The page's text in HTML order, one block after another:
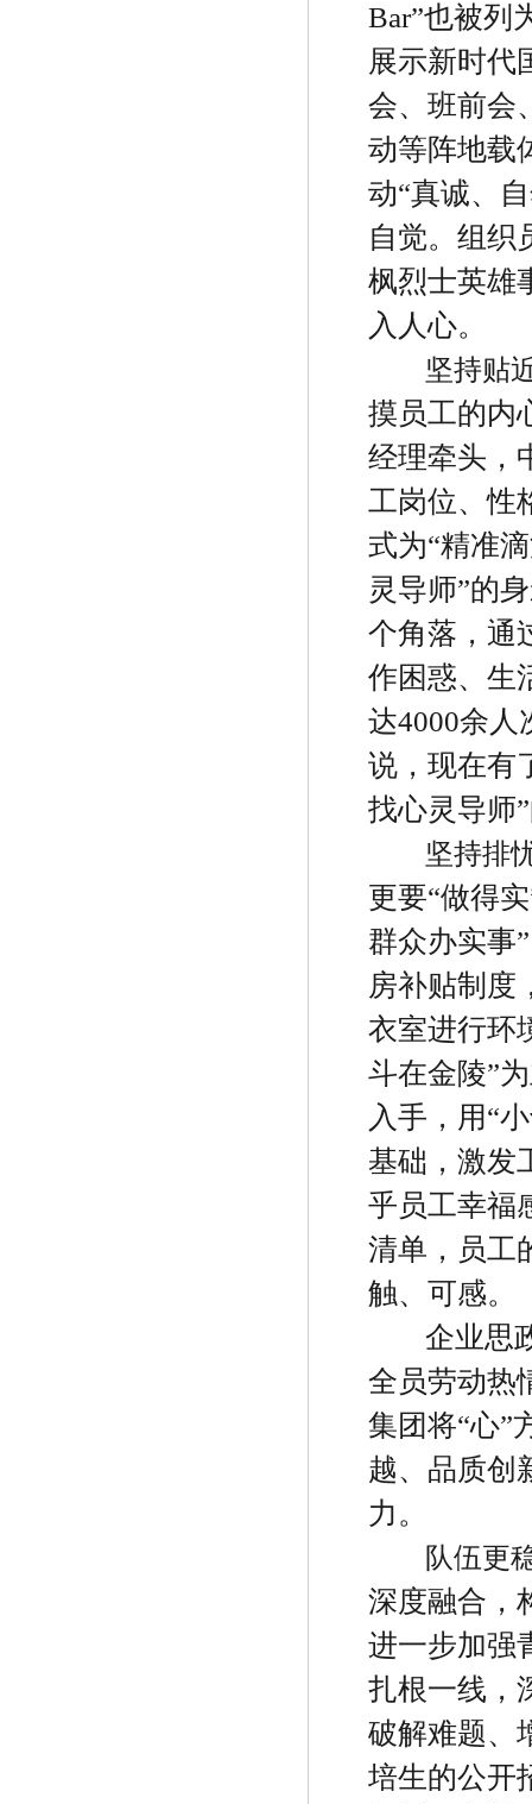
Bar”也被列
展示新时代
会、班前会
动等阵地载
动“真诚、
自觉。组织
枫烈士英雄
入人心。
坚持贴
摸员工的内
经理牵头，
工岗位、性
式为“精准
灵导师”的
个角落，通
作困惑、生
达4000余人
说，现在有
找心灵导师”
坚持排
更要“做得实
群众办实事”
房补贴制度
衣室进行环
斗在金陵”
入手，用“
基础，激发
乎员工幸福
清单，员工
触、可感。
企业思
全员劳动热
集团将“心”
越、品质创
力。
队伍更
深度融合，
进一步加强
扎根一线，
破解难题、
培生的公开